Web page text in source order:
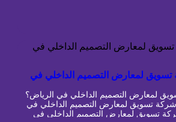
لمعارض التصميم الداخلي في
لمعارض التصميم الداخلي في الرياض؟
تسويق لمعارض التصميم الداخلي في
تسويق لمعارض التصميم الداخلي في